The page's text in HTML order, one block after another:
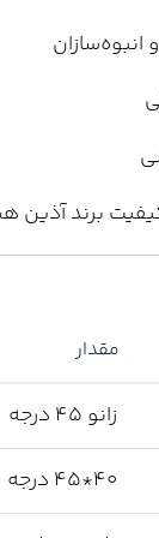
انبوه‌سازان
برند آذین
مقدار
زانو 45 درجه
40*45 درجه